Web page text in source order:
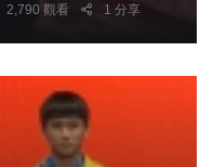
2,790 觀看 1 分享